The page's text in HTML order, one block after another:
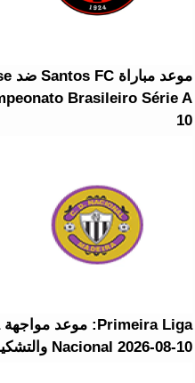
10
Nacional 2026-08-10 والتشكيل المتوقع